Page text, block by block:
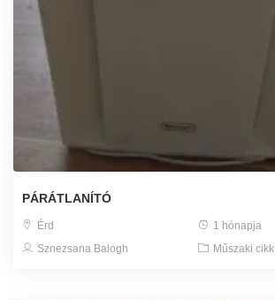
PÁRÁTLANÍTÓ
Érd
1 hónapja
Sznezsana Balogh
Műszaki cikk